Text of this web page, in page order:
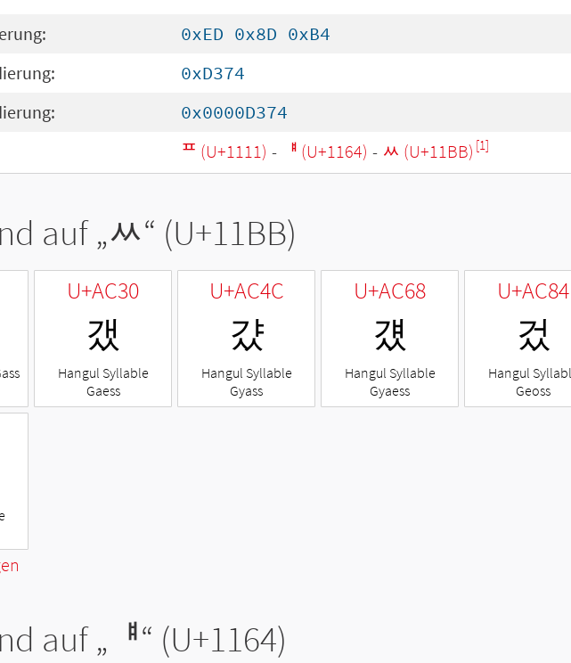
0xED 0x8D 0xB4
0xD374
0x0000D374
ᄑ (U+1111) - ᅤ (U+1164) - ᆻ (U+11BB) [1]
auf „ᆻ“ (U+11BB)
U+AC30
갰
Hangul Syllable
Gaess
U+AC4C
걌
Hangul Syllable
Gyass
U+AC68
걨
Hangul Syllable
Gyaess
U+AC84
겄
Hangul
Geoss
auf „ ᅤ“ (U+1164)